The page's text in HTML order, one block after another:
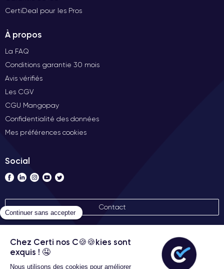
CertiDeal pour les Pros
À propos
La FAQ
Conditions garantie 30 mois
Avis vérifiés
Les CGV
CGU Mangopay
Confidentialité des données
Mes préférences cookies
Social
Contact